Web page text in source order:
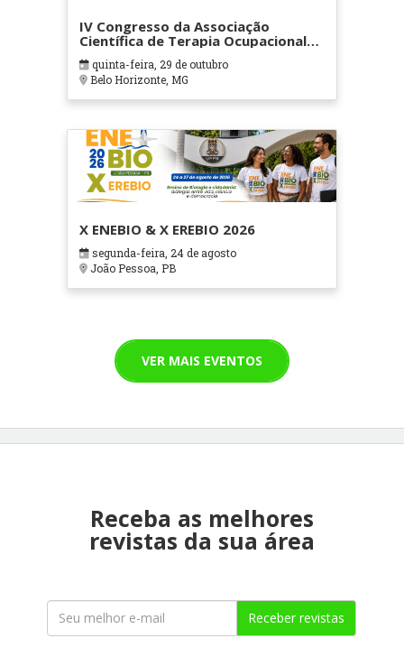
IV Congresso da Associação
Científica de Terapia Ocupacional
em Contextos Hospitalares e
Cuidados Paliativos - ATOHOSP
quinta-feira, 29 de outubro
Belo Horizonte, MG
X ENEBIO & X EREBIO 2026
segunda-feira, 24 de agosto
João Pessoa, PB
VER MAIS EVENTOS
Receba as melhores
revistas da sua área
Receber revistas